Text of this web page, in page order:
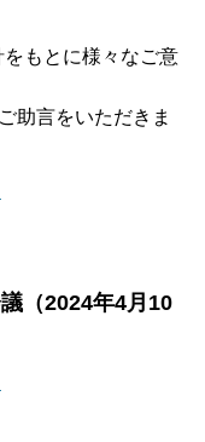
もとに様々なご意
助言をいただきま
（2024年4月10